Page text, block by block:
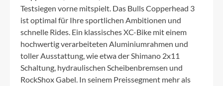
Testsiegen vorne mitspielt. Das Bulls Copperhead 3
ist optimal für Ihre sportlichen Ambitionen und
schnelle Rides. Ein klassisches XC-Bike mit einem
hochwertig verarbeiteten Aluminiumrahmen und
toller Ausstattung, wie etwa der Shimano 2x11
Schaltung, hydraulischen Scheibenbremsen und
RockShox Gabel. In seinem Preissegment mehr als